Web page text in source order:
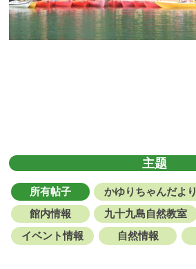
主题
所有帖子 かゆりちゃんだより
館内情報
九十九島自然教室
イベント情報
自然情報